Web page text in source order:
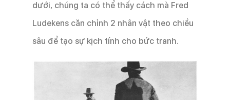
dưới, chúng ta có thể thấy cách mà Fred
Ludekens căn chỉnh 2 nhân vật theo chiều
sâu để tạo sự kịch tính cho bức tranh.